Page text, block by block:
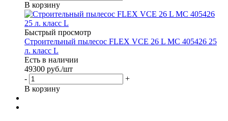
В корзину
Быстрый просмотр
Строительный пылесос FLEX VCE 26 L MC 405426 25
л. класс L
Есть в наличии
49300 руб./шт
-
+
В корзину